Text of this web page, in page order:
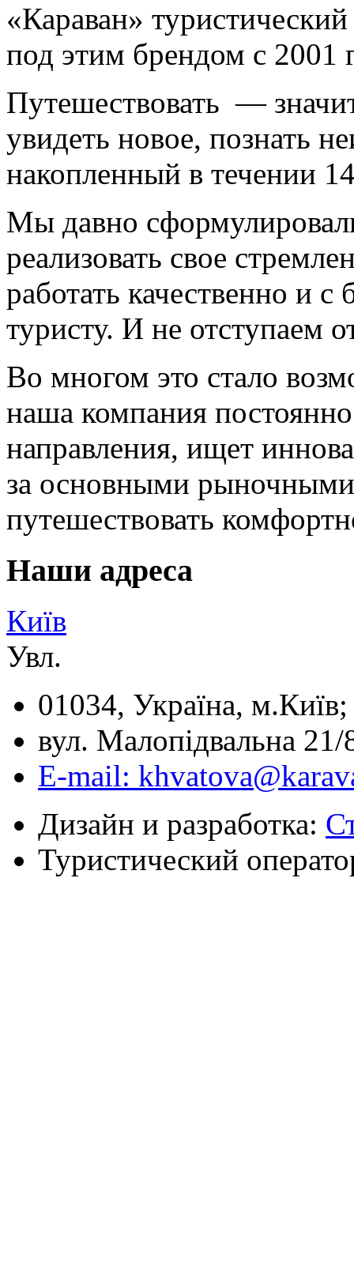
«Караван»
под этим брендом с 2001
Путешествовать —
увидеть новое, познать
накопленный в течении
Мы давно
реализовать свое
работать качественно и
туристу. И не отступаем
Во многом это стало
наша компания
направления, ищет
за основными
путешествовать
Наши адреса
Київ
Увл.
01034, Україна, м.Київ;
вул. Малопідвальна 21/
E-mail:
Дизайн и разработка:
Туристический